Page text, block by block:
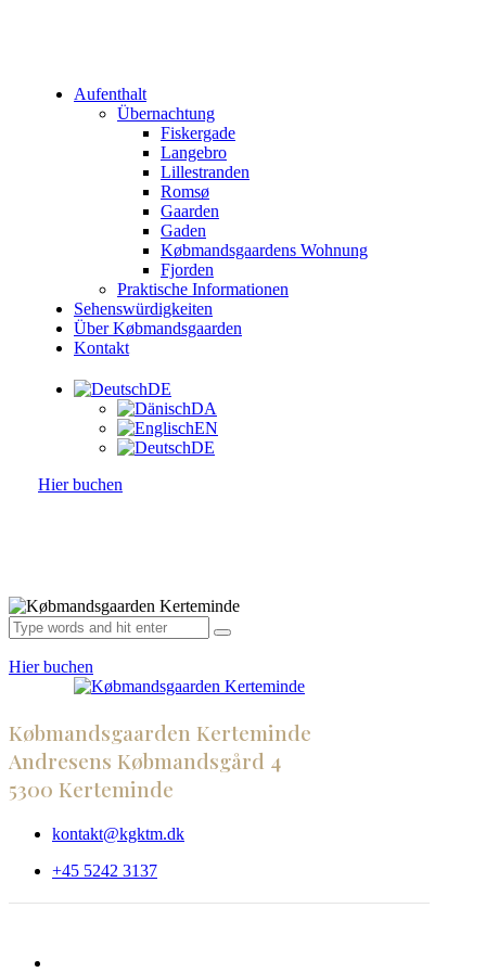
Aufenthalt
Übernachtung
Fiskergade
Langebro
Lillestranden
Romsø
Gaarden
Gaden
Købmandsgaardens Wohnung
Fjorden
Praktische Informationen
Sehenswürdigkeiten
Über Købmandsgaarden
Kontakt
DE
DA
EN
DE
Hier buchen
Hier buchen
Købmandsgaarden Kerteminde
Andresens Købmandsgård 4
5300 Kerteminde
kontakt@kgktm.dk
+45 5242 3137